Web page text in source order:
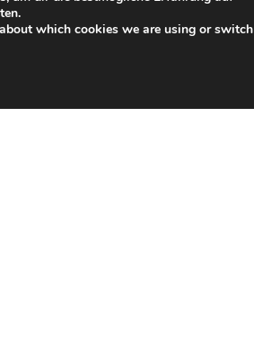
Next post
which cookies we are using or switch